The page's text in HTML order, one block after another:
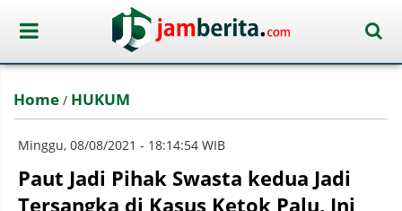
Home / HUKUM
Minggu, 08/08/2021 - 18:14:54 WIB
Paut Jadi Pihak Swasta kedua Jadi
Tersangka di Kasus Ketok Palu, Ini